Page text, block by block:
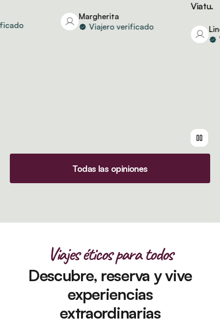
Margherita
Viajero verificado
Viatu.
Linda
Todas las opiniones
Viajes éticos para todos
Descubre, reserva y vive
experiencias
extraordinarias